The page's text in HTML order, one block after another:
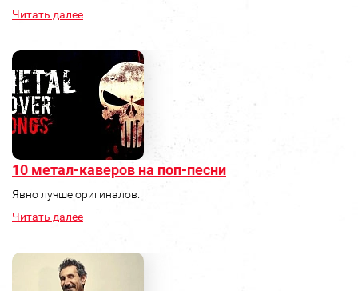
Читать далее
10 метал-каверов на поп-песни
Явно лучше оригиналов.
Читать далее